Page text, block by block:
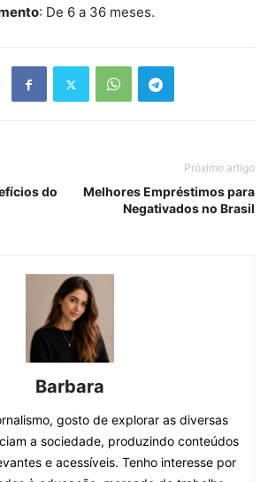
: De 6 a 36 meses.
do
Próximo artigo
Melhores Empréstimos para
Negativados no Brasil
Barbara
gosto de explorar as diversas
a sociedade, produzindo conteúdos
e acessíveis. Tenho interesse por